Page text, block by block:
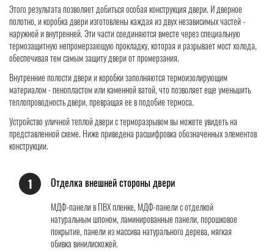
Этого результата позволяет добиться особая конструкция двери. И дверное
полотно, и коробка двери изготовлены каждая из двух независимых частей -
наружной и внутренней. Эти части соединяются вместе через специальную
термозащитную непромерзающую прокладку, которая и разрывает мост холода,
обеспечивая тем самым защиту двери от промерзания.
Внутренние полости двери и коробки заполняются термоизолирующим
материалом - пенопластом или каменной ватой, что позволяет еще уменьшить
теплопроводность двери, превращая ее в подобие термоса.
Устройство уличной теплой двери с терморазрывом вы можете увидеть на
представленной схеме. Ниже приведена расшифровка обозначенных элементов
конструкции.
1 Отделка внешней стороны двери
МДФ-панели в ПВХ пленке, МДФ-панели с отделкой
натуральным шпоном, ламинированные панели, порошковое
покрытие, панели из массива натурального дерева, мягкая
обивка винилискожей.